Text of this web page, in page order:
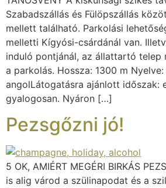
Szabadszállás és Fülöpszállás
mellett található. Parkolási
melletti Kígyósi-csárdánál van.
induló pontjánál, az állattartó telep
a parkolás. Hossza: 1300 m Nyelve:
angolLátogatásra ajánlott időszak:
gyalogosan. Nyáron […]
Pezsgőzni jó!
5 OK, AMIÉRT MEGÉRI BIRKÁS
is alig várod a szülinapodat és a